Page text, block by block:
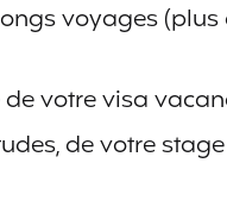
voyages
de votre visa
de votre